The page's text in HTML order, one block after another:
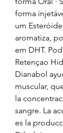
forma
um
aromatiza,
em DHT.
Retençao
Dianabol
muscular,
la
sangre. La
es la